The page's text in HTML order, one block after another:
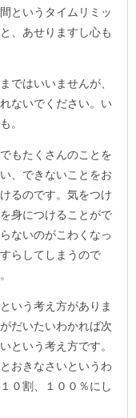
というタイムリミッ
、あせりますし心も
ではいいませんが、
ないでください。い
。
もたくさんのことを
、できないことをお
るのです。気をつけ
身につけることがで
ないのがこわくなっ
らしてしまうので
いう考え方がありま
だいたいわかれば次
という考え方です。
おきなさいというわ
０割、１００％にし